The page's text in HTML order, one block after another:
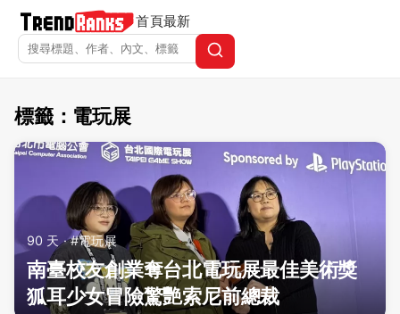
首頁最新
TrendRanks - 標籤 電玩展
標籤：電玩展
90 天 · #電玩展
南臺校友創業奪台北電玩展最佳美術獎
狐耳少女冒險驚艷索尼前總裁